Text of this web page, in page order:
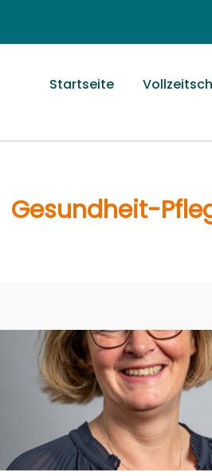
Startseite
Gesundheit-